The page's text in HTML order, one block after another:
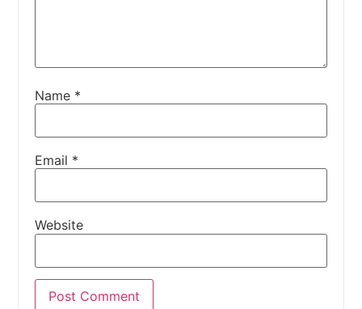
Name *
Email *
Website